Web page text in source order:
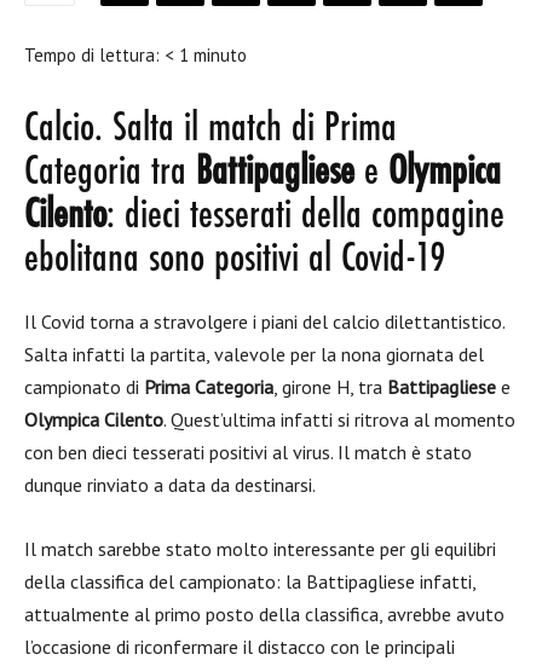
Tempo di lettura: < 1 minuto
Calcio. Salta il match di Prima
Categoria tra Battipagliesee Olympica
Cilento: dieci tesserati della compagine
ebolitana sono positivi al Covid-19
Il Covid torna a stravolgere i piani del calcio dilettantistico.
Salta infatti la partita, valevole per la nona giornata del
campionato di Prima Categoria, girone H, tra Battipagliese e
Olympica Cilento. Quest’ultima infatti si ritrova al momento
con ben dieci tesserati positivi al virus. Il match è stato
dunque rinviato a data da destinarsi.
Il match sarebbe stato molto interessante per gli equilibri
della classifica del campionato: la Battipagliese infatti,
attualmente al primo posto della classifica, avrebbe avuto
l’occasione di riconfermare il distacco con le principali